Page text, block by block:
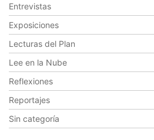
Entrevistas
Exposiciones
Lecturas del Plan
Lee en la Nube
Reflexiones
Reportajes
Sin categoría